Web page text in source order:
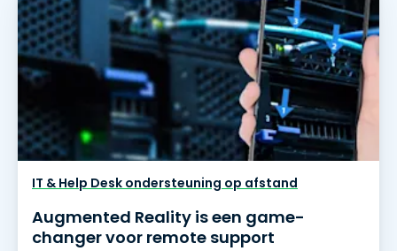
IT & Help Desk ondersteuning op afstand
Augmented Reality is een game-
changer voor remote support